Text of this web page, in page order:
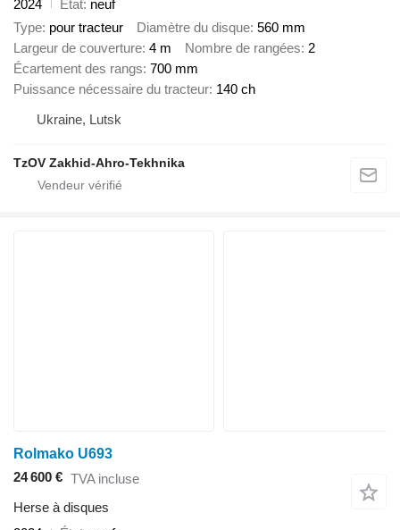
2024
État neuf
Type pour tracteur Diamètre du disque 560 mm
Largeur de couverture 4 m Nombre de rangées 2
Écartement des rangs 700 mm
Puissance nécessaire du tracteur 140 ch
Ukraine, Lutsk
TzOV Zakhid-Ahro-Tekhnika
Rolmako U693
24 600 € TVA incluse
Herse à disques